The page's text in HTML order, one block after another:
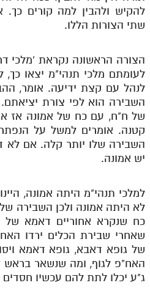
להקיש ולהבין למה קורים כך.
שתי הצורות הללו.
הצורה הראשונה נקראת 'מלכי
לעומתם מלכי תנהי"מ יצאו
לנהל עם קצת ידיעה. אומר,
השבירה הוא לפי צורת
של ח"ח, עם כח של אמונה אז
קטנה. אומרים למשל על
השבירה שלו יותר קלה. אם לא
יש אמונה.
למלכי תנהי"מ היתה אמונה,
לא היתה אמונה ולכן השבירה
כח שנקרא אחוריים דאמא
שאחרי שבירת הכלים ירדו
של גופא דאבא, גופא דאמא
האח"פ לגוף, ומה שנשאר בראש
ג"ע יכלו לתת להם עכשיו חסדים